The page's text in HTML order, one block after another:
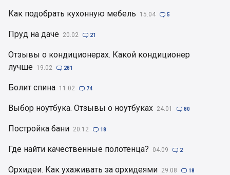
Как подобрать кухонную мебель 15.04  5
Пруд на даче 20.02  21
Отзывы о кондиционерах. Какой кондиционер
лучше 19.02  281
Болит спина 11.02  74
Выбор ноутбука. Отзывы о ноутбуках 24.01  80
Постройка бани 20.12  18
Где найти качественные полотенца? 04.09  2
Орхидеи. Как ухаживать за орхидеями 29.08  18